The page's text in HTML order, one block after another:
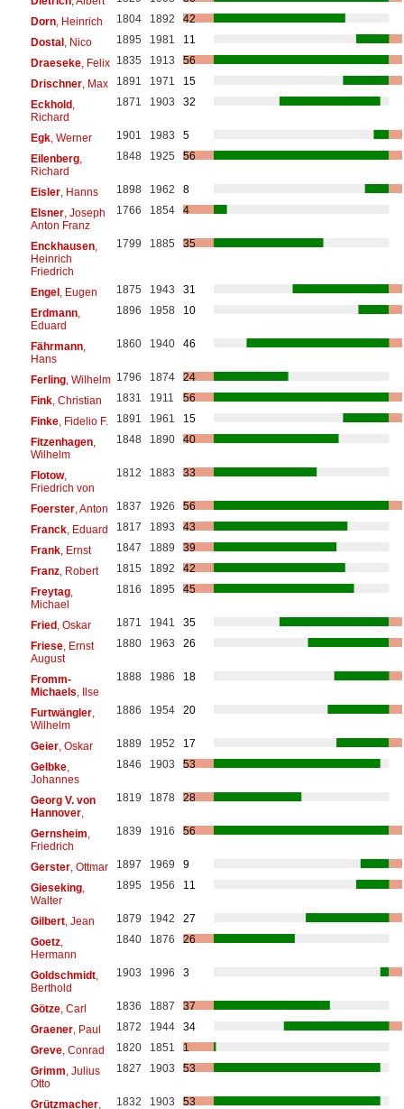
Dorn, Heinrich 1804 1892
42
Dostal, Nico 1895 1981
11
Draeseke, Felix 1835 1913
56
Drischner, Max 1891 1971
15
Eckhold,
Richard
1871 1903 32
Egk, Werner 1901 1983
5
Eilenberg,
Richard
1848 1925 56
Eisler, Hanns 1898 1962
8
Elsner, Joseph
Anton Franz
1766 1854 4
Enckhausen,
Heinrich
Friedrich
1799 1885 35
Engel, Eugen 1875 1943
31
Erdmann,
Eduard
1896 1958 10
Fährmann,
Hans
1860 1940 46
Ferling, Wilhelm 1796 1874
24
Fink, Christian 1831 1911
56
Finke, Fidelio F. 1891 1961
15
Fitzenhagen,
Wilhelm
1848 1890 40
Flotow,
Friedrich von
1812 1883 33
Foerster, Anton 1837 1926
56
Franck, Eduard 1817 1893
43
Frank, Ernst 1847 1889
39
Franz, Robert 1815 1892
42
Freytag,
Michael
1816 1895 45
Fried, Oskar 1871 1941
35
Friese, Ernst
August
1880 1963 26
Fromm-
Michaels , Ilse
1888 1986 18
Furtwängler,
Wilhelm
1886 1954 20
Geier, Oskar 1889 1952
17
Gelbke,
Johannes
1846 1903 53
Georg V. von
Hannover,
1819 1878 28
Gernsheim
Friedrich
1839 1916 56
Gerster, Ottmar 1897 1969
9
Gieseking,
Walter
1895 1956 11
Gilbert, Jean 1879 1942
27
Goetz,
Hermann
1840 1876 26
Goldschmidt,
Berthold
1903 1996 3
Götze, Carl 1836 1887
37
Graener, Paul 1872 1944
34
Greve, Conrad 1820 1851
1
Grimm , Julius
Otto
1827 1903 53
Grützmacher, 1832 1903 53